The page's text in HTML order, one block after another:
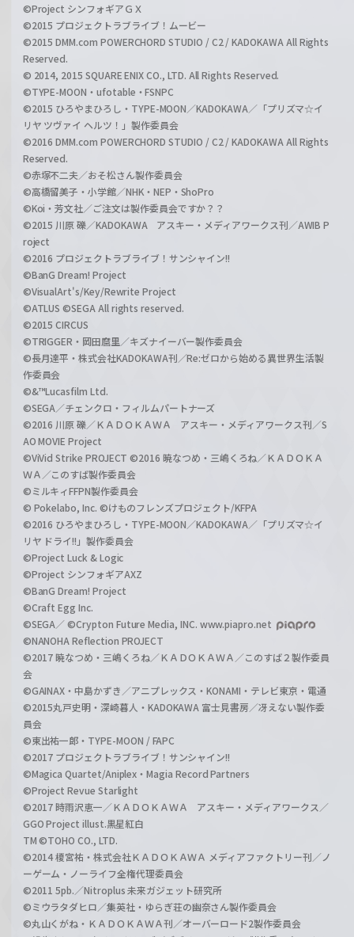
©Project シンフォギアＧＸ
©2015 プロジェクトラブライブ！ムービー
©2015 DMM.com POWERCHORD STUDIO / C2 / KADOKAWA All Rights
Reserved.
© 2014, 2015 SQUARE ENIX CO., LTD. All Rights Reserved.
©TYPE-MOON・ufotable・FSNPC
©2015 ひろやまひろし・TYPE-MOON／KADOKAWA／「プリズマ☆イ
リヤ ツヴァイ ヘルツ！」製作委員会
©2016 DMM.com POWERCHORD STUDIO / C2 / KADOKAWA All Rights
Reserved.
©赤塚不二夫／おそ松さん製作委員会
©高橋留美子・小学館／NHK・NEP・ShoPro
©Koi・芳文社／ご注文は製作委員会ですか？？
©2015 川原 礫／KADOKAWA アスキー・メディアワークス刊／AWIB P
roject
©2016 プロジェクトラブライブ！サンシャイン!!
©BanG Dream! Project
©VisualArt's/Key/Rewrite Project
©ATLUS ©SEGA All rights reserved.
©2015 CIRCUS
©TRIGGER・岡田麿里／キズナイーバー製作委員会
©長月達平・株式会社KADOKAWA刊／Re:ゼロから始める異世界生活製
作委員会
©&™Lucasfilm Ltd.
©SEGA／チェンクロ・フィルムパートナーズ
©2016 川原 礫／ＫＡＤＯＫＡＷＡ アスキー・メディアワークス刊／S
AO MOVIE Project
©ViVid Strike PROJECT ©2016 暁なつめ・三嶋くろね／ＫＡＤＯＫＡ
ＷＡ／このすば製作委員会
©ミルキィFFPN製作委員会
© Pokelabo, Inc. ©けものフレンズプロジェクト/KFPA
©2016 ひろやまひろし・TYPE-MOON／KADOKAWA／「プリズマ☆イ
リヤ ドライ!!」製作委員会
©Project Luck & Logic
©Project シンフォギアAXZ
©BanG Dream! Project
©Craft Egg Inc.
©SEGA／ ©Crypton Future Media, INC. www.piapro.net
©NANOHA Reflection PROJECT
©2017 暁なつめ・三嶋くろね／ＫＡＤＯＫＡＷＡ／このすば２製作委員
会
©GAINAX・中島かずき／アニプレックス・KONAMI・テレビ東京・電通
©2015丸戸史明・深崎暮人・KADOKAWA 富士見書房／冴えない製作委
員会
©東出祐一郎・TYPE-MOON / FAPC
©2017 プロジェクトラブライブ！サンシャイン!!
©Magica Quartet/Aniplex・Magia Record Partners
©Project Revue Starlight
©2017 時雨沢恵一／ＫＡＤＯＫＡＷＡ アスキー・メディアワークス／
GGO Project illust.黒星紅白
TM ©TOHO CO., LTD.
©2014 榎宮祐・株式会社ＫＡＤＯＫＡＷＡ メディアファクトリー刊／ノ
ーゲーム・ノーライフ全権代理委員会
©2011 5pb.／Nitroplus 未来ガジェット研究所
©ミウラタダヒロ／集英社・ゆらぎ荘の幽奈さん製作委員会
©丸山くがね・ＫＡＤＯＫＡＷＡ刊／オーバーロード2製作委員会